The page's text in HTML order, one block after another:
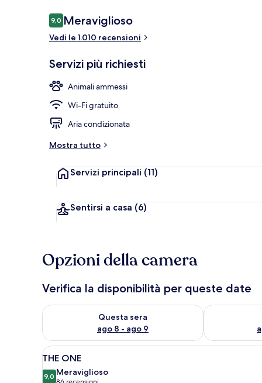
Recensioni
9,09,0 su 10
Meraviglioso
Vedi le 1.010 recensioni
Servizi più richiesti
Animali ammessi
Wi-Fi gratuito
Aria condizionata
Mostra tutto
Servizi principali (11)
Sentirsi a casa (6)
Opzioni della camera
Verifica la disponibilità per queste date
Questa sera
ago 8 - ago 9
Verifica la disponibilità per questa sera, ago 8 - ago 9
Verifica la
Apri
tutte
le
Una camera d'albergo con un
5
THE ONE
9,09,0 su 10
Meraviglioso